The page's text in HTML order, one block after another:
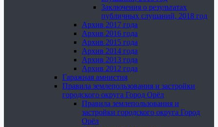
Заключения о результатах
публичных слушаний, 2018 год
Архив 2017 года
Архив 2016 года
Архив 2015 года
Архив 2014 года
Архив 2013 года
Архив 2012 года
Гаражная амнистия
Правила землепользования и застройки
городского округа Город Орёл
Правила землепользования и
застройки городского округа Город
Орёл